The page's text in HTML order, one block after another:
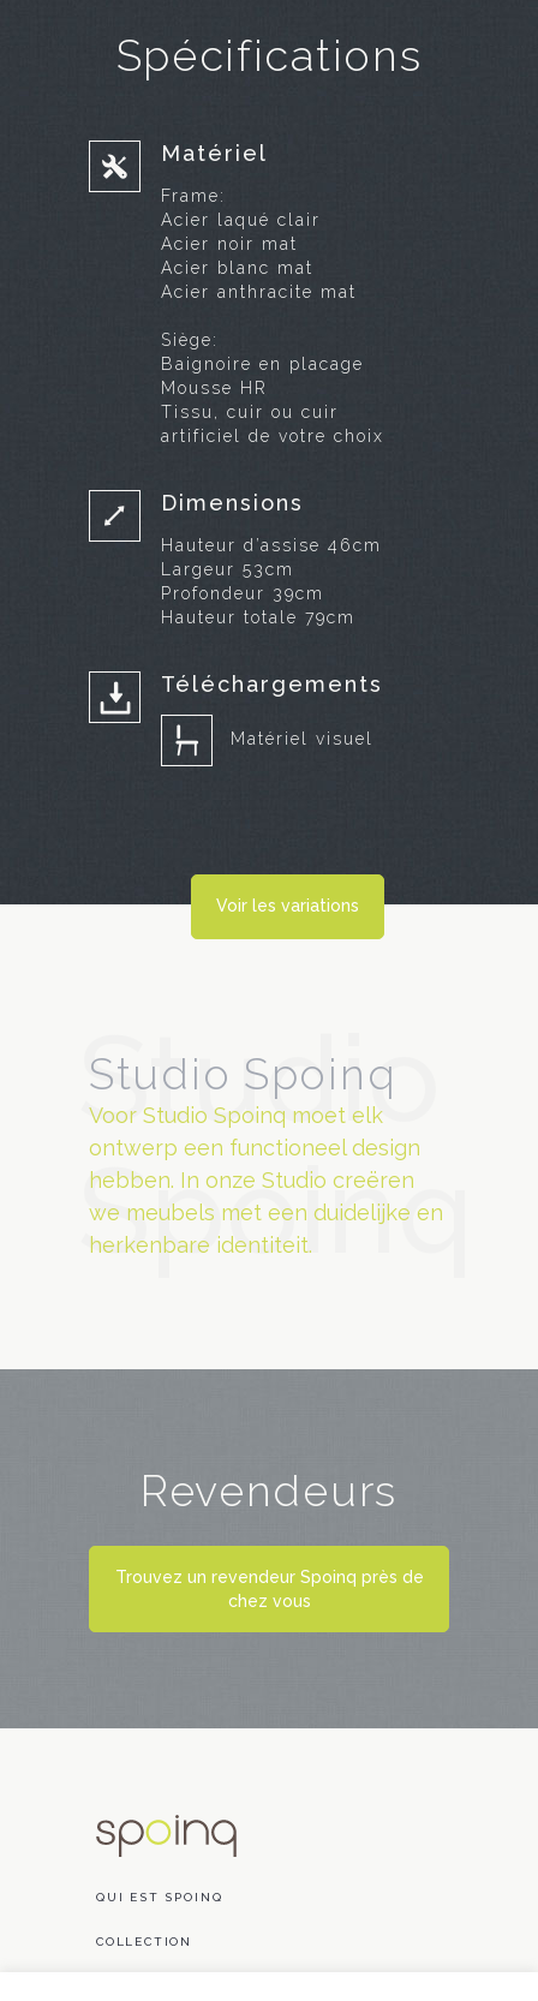
Spécifications
Matériel
Frame:
Acier laqué clair
Acier noir mat
Acier blanc mat
Acier anthracite mat
Siège:
Baignoire en placage
Mousse HR
Tissu, cuir ou cuir
artificiel de votre choix
Dimensions
Hauteur d’assise 46cm
Largeur 53cm
Profondeur 39cm
Hauteur totale 79cm
Téléchargements
Matériel visuel
Voir les variations
Studio
Spoinq
Studio Spoinq
Voor Studio Spoinq moet elk
ontwerp een functioneel design
hebben. In onze Studio creëren
we meubels met een duidelijke en
herkenbare identiteit.
Revendeurs
Trouvez un revendeur Spoinq près de
chez vous
QUI EST SPOINQ
COLLECTION